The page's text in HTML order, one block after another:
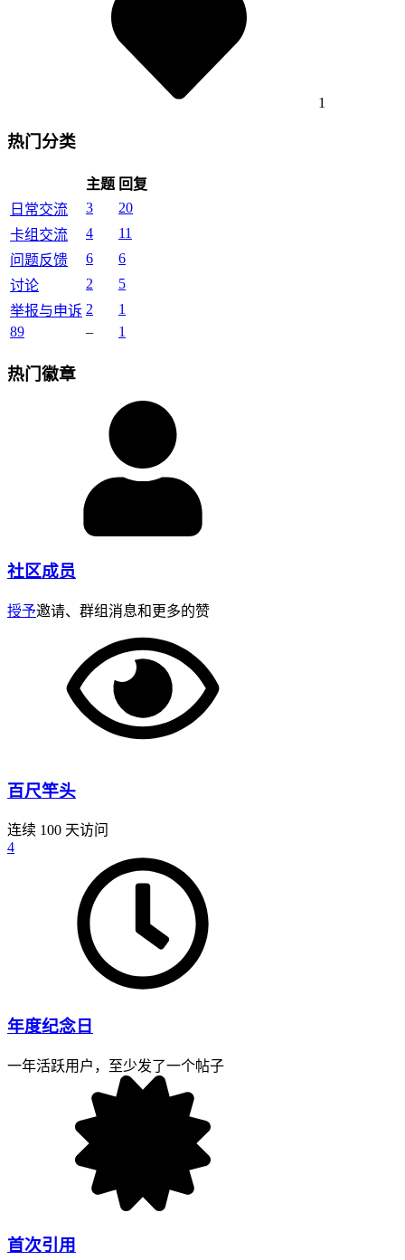
1
热门分类
主题 回复
日常交流
3
20
卡组交流
4
11
问题反馈
6
6
讨论
2
5
举报与申诉 2
1
89
– 1
热门徽章
社区成员
授予邀请、群组消息和更多的赞
百尺竿头
连续 100 天访问
4
年度纪念日
一年活跃用户，至少发了一个帖子
首次引用